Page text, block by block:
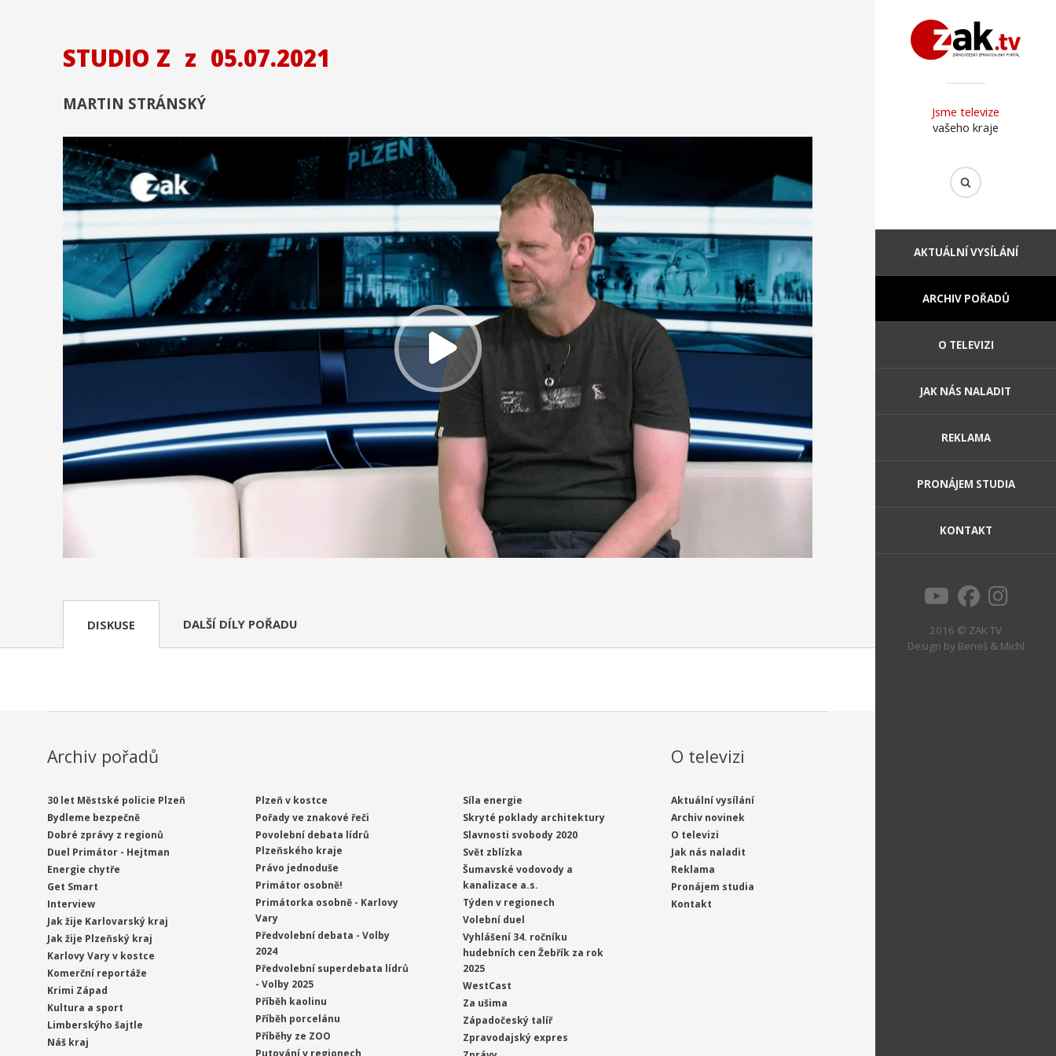
Jsme televize
vašeho kraje
AKTUÁLNÍ VYSÍLÁNÍ
ARCHIV POŘADŮ
O TELEVIZI
JAK NÁS NALADIT
REKLAMA
PRONÁJEM STUDIA
KONTAKT
2016 © ZAK TV
Design by Beneš & Michl
STUDIO Z z 05.07.2021
MARTIN STRÁNSKÝ
DISKUSE DALŠÍ DÍLY POŘADU
Archiv pořadů
30 let Městské policie Plzeň
Bydleme bezpečně
Dobré zprávy z regionů
Duel Primátor - Hejtman
Energie chytře
Get Smart
Interview
Jak žije Karlovarský kraj
Jak žije Plzeňský kraj
Karlovy Vary v kostce
Komerční reportáže
Krimi Západ
Kultura a sport
Limberskýho šajtle
Náš kraj
Plzeň v kostce
Pořady ve znakové řeči
Povolební debata lídrů
Plzeňského kraje
Právo jednoduše
Primátor osobně!
Primátorka osobně - Karlovy
Vary
Předvolební debata - Volby
2024
Předvolební superdebata lídrů
- Volby 2025
Příběh kaolinu
Příběh porcelánu
Příběhy ze ZOO
Síla energie
Skryté poklady architektury
Slavnosti svobody 2020
Svět zblízka
Šumavské vodovody a
kanalizace a.s.
Týden v regionech
Volební duel
Vyhlášení 34. ročníku
hudebních cen Žebřík za rok
2025
WestCast
Za ušima
Západočeský talíř
Zpravodajský expres
O televizi
Aktuální vysílání
Archiv novinek
O televizi
Jak nás naladit
Reklama
Pronájem studia
Kontakt